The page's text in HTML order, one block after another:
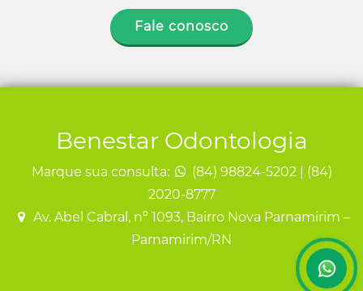
Fale conosco
Benestar Odontologia
Marque sua consulta:
(84) 98824-5202 | (84)
2020-8777
Av. Abel Cabral, nº 1093, Bairro Nova Parnamirim –
Parnamirim/RN